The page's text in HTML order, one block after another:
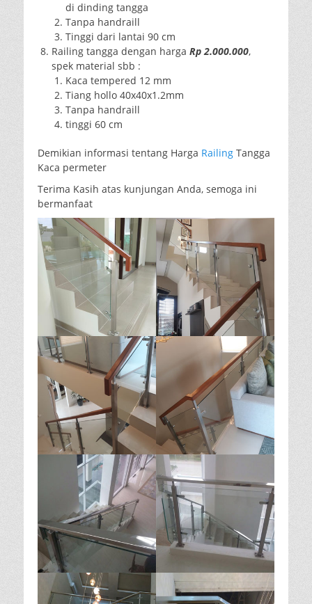
di dinding tangga
Tanpa handraill
Tinggi dari lantai 90 cm
Railing tangga dengan harga Rp 2.000.000,
spek material sbb :
Kaca tempered 12 mm
Tiang hollo 40x40x1.2mm
Tanpa handraill
tinggi 60 cm
Demikian informasi tentang Harga Railing Tangga
Kaca permeter
Terima Kasih atas kunjungan Anda, semoga ini
bermanfaat